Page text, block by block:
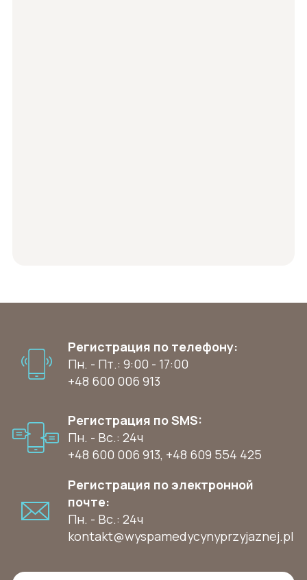
Регистрация по телефону:
Пн. - Пт.: 9:00 - 17:00
+48 600 006 913
Регистрация по SMS:
Пн. - Вс.: 24ч
+48 600 006 913, +48 609 554 425
Регистрация по электронной
почте:
Пн. - Вс.: 24ч
kontakt@wyspamedycynyprzyjaznej.pl